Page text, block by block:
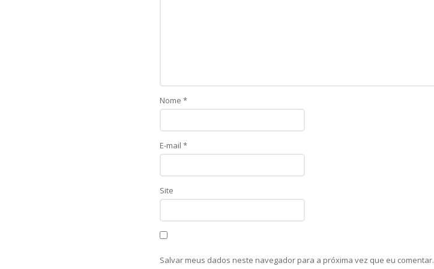
Nome *
E-mail *
Site
Salvar meus dados neste navegador para a próxima vez que eu comentar.